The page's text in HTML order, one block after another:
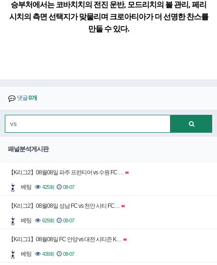
승부처에서는 코바치치의 전진 운반, 모드리치의 볼 관리, 페리
시치의 측면 선택지가 맞물리며 크로아티아가 더 선명한 찬스를
만들 수 있다.
댓글0개
패널분석게시판
【K리그2】08월08일 파주 프런티어 vs 수원 FC …
베팅 425회 08-07
【K리그2】08월08일 성남 FC vs 천안 시티 FC…
베팅 629회 08-07
【K리그1】08월08일 FC 안양 vs 대전 시티즌 K…
베팅 439회 08-07